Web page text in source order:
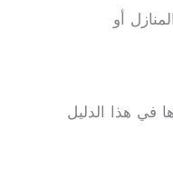
أو
في هذا الدليل